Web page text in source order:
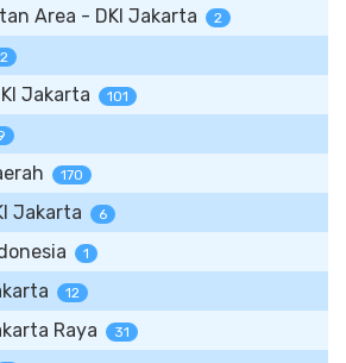
Area - DKI Jakarta 2
2
Jakarta 101
170
Jakarta 6
1
12
Raya 31